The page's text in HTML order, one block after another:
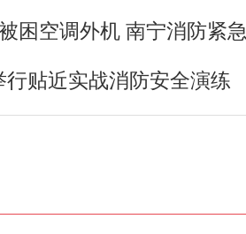
困空调外机 南宁消防紧
贴近实战消防安全演练